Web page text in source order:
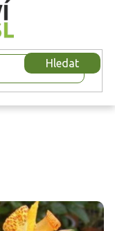
Hledat